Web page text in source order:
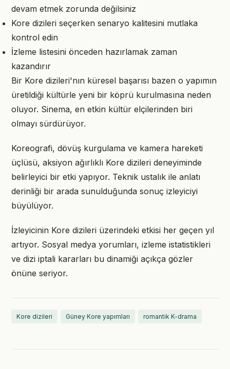
devam etmek zorunda değilsiniz
Kore dizileri seçerken senaryo kalitesini mutlaka
kontrol edin
İzleme listesini önceden hazırlamak zaman
kazandırır
Bir Kore dizileri'nın küresel başarısı bazen o yapımın
üretildiği kültürle yeni bir köprü kurulmasına neden
oluyor. Sinema, en etkin kültür elçilerinden biri
olmayı sürdürüyor.
Koreografi, dövüş kurgulama ve kamera hareketi
üçlüsü, aksiyon ağırlıklı Kore dizileri deneyiminde
belirleyici bir etki yapıyor. Teknik ustalık ile anlatı
derinliği bir arada sunulduğunda sonuç izleyiciyi
büyülüyor.
İzleyicinin Kore dizileri üzerindeki etkisi her geçen yıl
artıyor. Sosyal medya yorumları, izleme istatistikleri
ve dizi iptali kararları bu dinamiği açıkça gözler
önüne seriyor.
Kore dizileri Güney Kore yapımları romantik K-drama